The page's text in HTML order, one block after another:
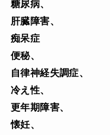
糖尿病、
肝臓障害、
痴呆症
便秘、
自律神経失調症、
冷え性、
更年期障害、
懐妊、